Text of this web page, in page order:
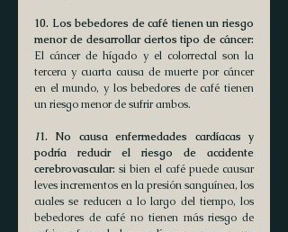
10. Los bebedores de café tienen un riesgo
menor de desarrollar ciertos tipo de cáncer:
El cáncer de hígado y el colorrectal son la
tercera y cuarta causa de muerte por cáncer
en el mundo, y los bebedores de café tienen
un riesgo menor de sufrir ambos.
11. No causa enfermedades cardíacas y
podría reducir el riesgo de accidente
cerebrovascular: si bien el café puede causar
leves incrementos en la presión sanguínea, los
cuales se reducen a lo largo del tiempo, los
bebedores de café no tienen más riesgo de